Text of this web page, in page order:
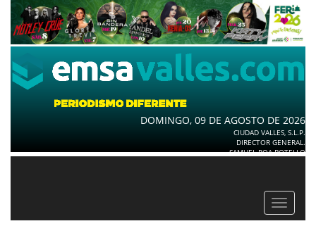
DOMINGO, 09 DE AGOSTO DE 2026
CIUDAD VALLES, S.L.P.
DIRECTOR GENERAL.
SAMUEL ROA BOTELLO
Toggle